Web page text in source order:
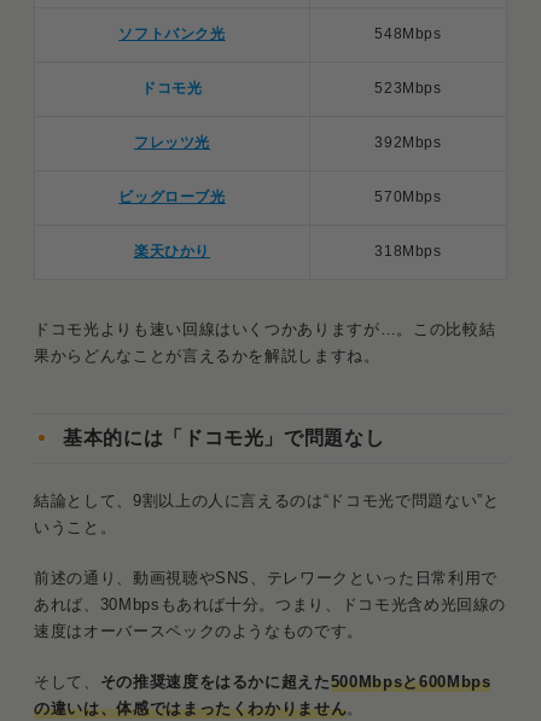
ソフトバンク光 548Mbps
ドコモ光 523Mbps
フレッツ光 392Mbps
ビッグローブ光 570Mbps
楽天ひかり 318Mbps
ドコモ光よりも速い回線はいくつかありますが…。この比較結
果からどんなことが言えるかを解説しますね。
基本的には「ドコモ光」で問題なし
結論として、9割以上の人に言えるのは“ドコモ光で問題ない”と
いうこと。
前述の通り、動画視聴やSNS、テレワークといった日常利用で
あれば、30Mbpsもあれば十分。つまり、ドコモ光含め光回線の
速度はオーバースペックのようなものです。
そして、 その推奨速度をはるかに超えた500Mbpsと600Mbps
の違いは、体感ではまったくわかりません。